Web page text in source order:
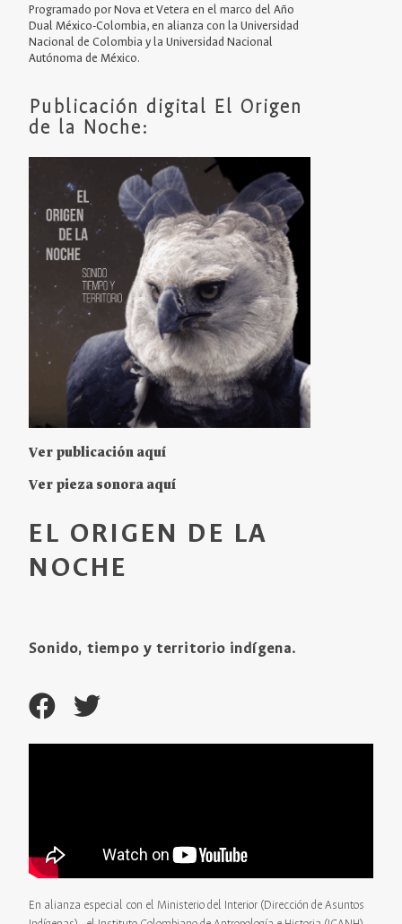
Programado por Nova et Vetera en el marco del Año
Dual México-Colombia, en alianza con la Universidad
Nacional de Colombia y la Universidad Nacional
Autónoma de México.
Publicación digital El Origen
de la Noche:
Ver publicación aquí
Ver pieza sonora aquí
EL ORIGEN DE LA
NOCHE
Sonido, tiempo y territorio indígena.
En alianza especial con el Ministerio del Interior (Dirección de Asuntos